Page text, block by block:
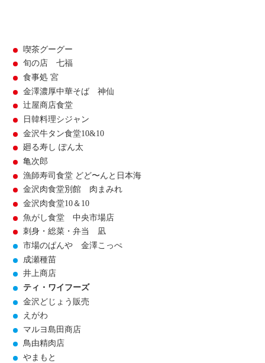
喫茶グーグー
旬の店 七福
食事処 宮
金澤濃厚中華そば 神仙
辻屋商店食堂
日韓料理シジャン
金沢牛タン食堂10&10
廻る寿し ぽん太
亀次郎
漁師寿司食堂 どど〜んと日本海
金沢肉食堂別館 肉まみれ
金沢肉食堂10＆10
魚がし食堂 中央市場店
刺身・総菜・弁当 凪
市場のぱんや 金澤こっぺ
成瀬種苗
井上商店
ティ・ワイフーズ
金沢どじょう販売
えがわ
マルヨ島田商店
鳥由精肉店
やまもと